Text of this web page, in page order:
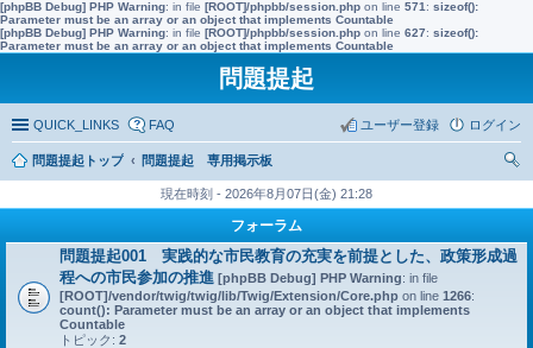
[phpBB Debug] PHP Warning: in file [ROOT]/phpbb/session.php on line 571 : sizeof():
Parameter must be an array or an object that implements Countable
[phpBB Debug] PHP Warning: in file [ROOT]/phpbb/session.php on line 627: sizeof():
Parameter must be an array or an object that implements Countable
問題提起
QUICK_LINKS FAQ ログイン
ユーザー登録
問題提起トップ
問題提起 専用掲示板
現在時刻 - 2026年8月07日(金) 21:28
フォーラム
問題提起001 実践的な市民教育の充実を前提とした、政策形成過
程への市民参加の推進 [phpBB Debug] PHP Warning: in file
[ROOT]/vendor/twig/twig/lib/Twig/Extension/Core.php on line 1266:
count(): Parameter must be an array or an object that implements
Countable
トピック: 2